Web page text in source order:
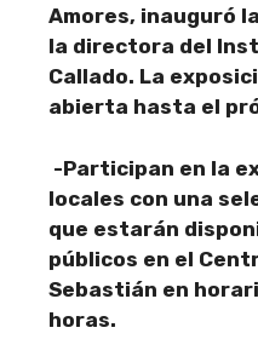
Amores, inauguró
la directora del
Callado. La
abierta hasta el
-Participan en la
locales con una
que estarán
públicos en el
Sebastián en
horas.